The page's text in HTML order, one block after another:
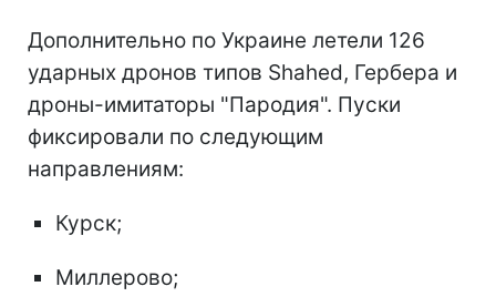
Дополнительно по Украине летели 126
ударных дронов типов Shahed, Гербера и
дроны-имитаторы "Пародия". Пуски
фиксировали по следующим
направлениям:
Курск;
Миллерово;